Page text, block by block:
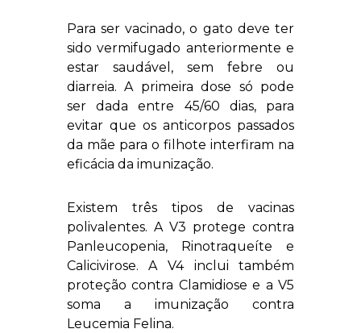
Para ser vacinado, o gato deve ter
sido vermifugado anteriormente e
estar saudável, sem febre ou
diarreia. A primeira dose só pode
ser dada entre 45/60 dias, para
evitar que os anticorpos passados
da mãe para o filhote interfiram na
eficácia da imunização.
Existem três tipos de vacinas
polivalentes. A V3 protege contra
Panleucopenia, Rinotraqueíte e
Calicivirose. A V4 inclui também
proteção contra Clamidiose e a V5
soma a imunização contra
Leucemia Felina.